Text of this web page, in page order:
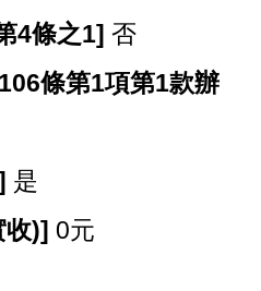
4條之1] 否
條第1項第1款辦
是
收)] 0元